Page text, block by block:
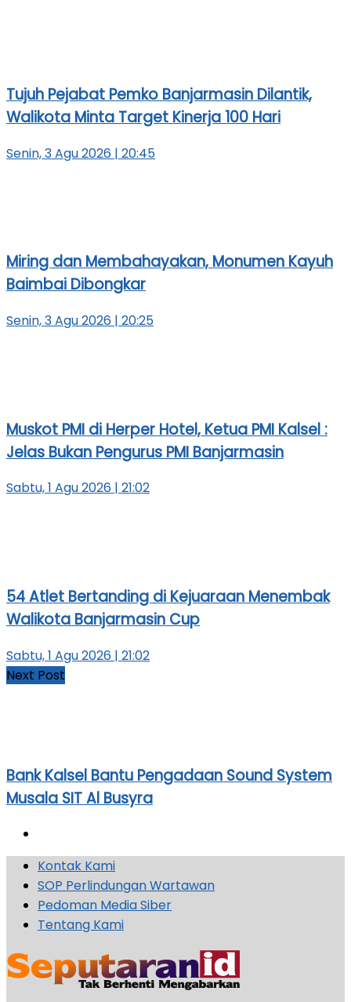
Tujuh Pejabat Pemko Banjarmasin Dilantik,
Walikota Minta Target Kinerja 100 Hari
Senin, 3 Agu 2026 | 20:45
Miring dan Membahayakan, Monumen Kayuh
Baimbai Dibongkar
Senin, 3 Agu 2026 | 20:25
Muskot PMI di Herper Hotel, Ketua PMI Kalsel :
Jelas Bukan Pengurus PMI Banjarmasin
Sabtu, 1 Agu 2026 | 21:02
54 Atlet Bertanding di Kejuaraan Menembak
Walikota Banjarmasin Cup
Sabtu, 1 Agu 2026 | 21:02
Next Post
Bank Kalsel Bantu Pengadaan Sound System
Musala SIT Al Busyra
Kontak Kami
SOP Perlindungan Wartawan
Pedoman Media Siber
Tentang Kami